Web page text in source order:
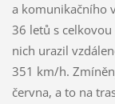
a komunikačního
36 letů s
nich urazil
351 km/h.
června, a to na